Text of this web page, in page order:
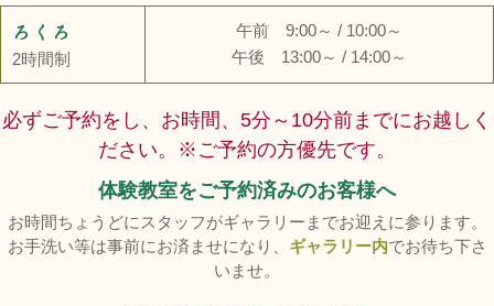
ろくろ
2時間制
午前 9:00～ / 10:00～
午後 13:00～ / 14:00～
必ずご予約をし、お時間、5分～10分前までにお越しく
ださい。※ご予約の方優先です。
体験教室をご予約済みのお客様へ
お時間ちょうどにスタッフがギャラリーまでお迎えに参ります。
お手洗い等は事前にお済ませになり、 ギャラリー内でお待ち下さ
いませ。